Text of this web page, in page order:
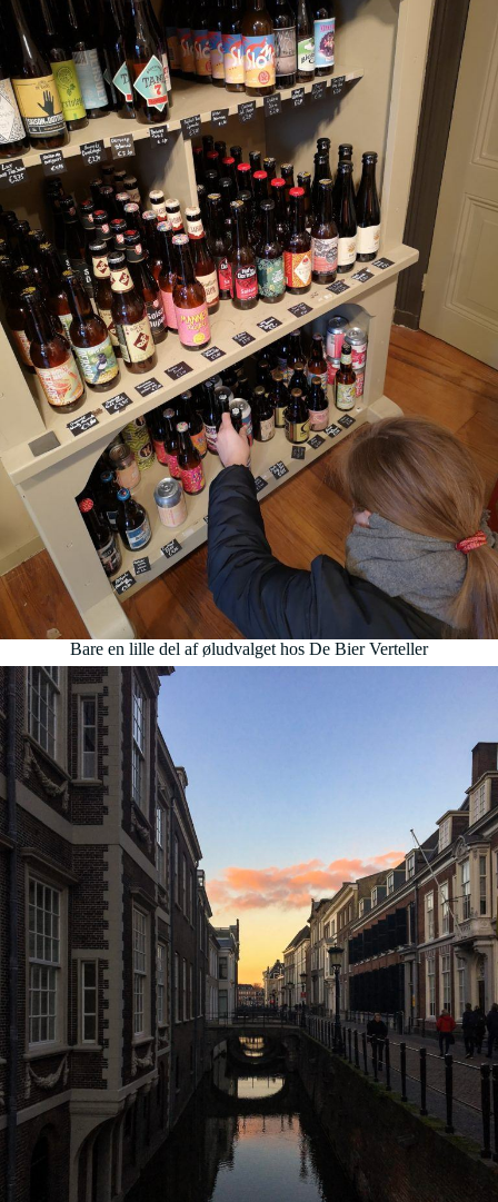
Bare en lille del af øludvalget hos De Bier Verteller